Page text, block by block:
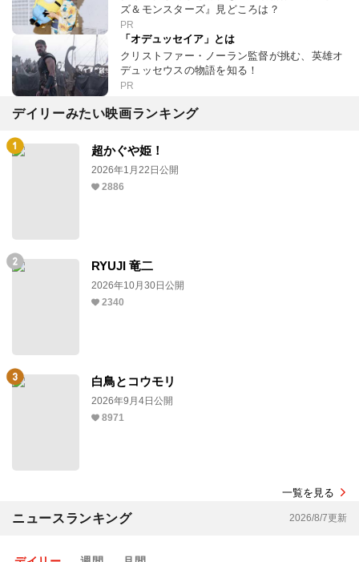
ズ＆モンスターズ』見どころは？
PR
「オデュッセイア」とは
クリストファー・ノーラン監督が挑む、英雄オ
デュッセウスの物語を知る！
PR
デイリーみたい映画ランキング
超かぐや姫！
2026年1月22日公開
2886
RYUJI 竜二
2026年10月30日公開
2340
白鳥とコウモリ
2026年9月4日公開
8971
一覧を見る
ニュースランキング 2026/8/7更新